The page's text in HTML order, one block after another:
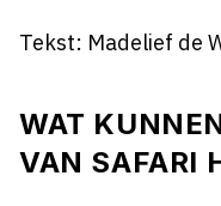
Tekst: Madelief de
WAT
VAN SAFARI